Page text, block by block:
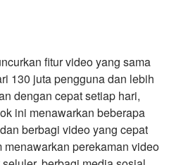
fitur video yang sama
130 juta pengguna dan lebih
dengan cepat setiap hari,
ini menawarkan beberapa
berbagi video yang cepat
perekaman video